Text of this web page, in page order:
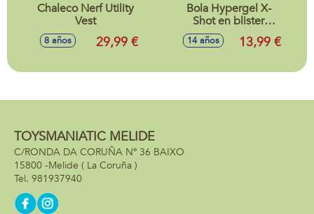
Chaleco Nerf Utility
Vest
8 años 29,99 €
Bola Hypergel X-
Shot en blister
(3.000 bolas de gel)
12cm
14 años 13,99 €
TOYSMANIATIC MELIDE
C/RONDA DA CORUÑA Nº 36 BAIXO
15800 -Melide ( La Coruña )
981937940